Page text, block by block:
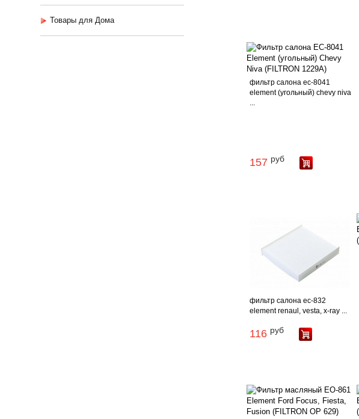
Товары для Дома
фильтр салона ес-8041
element (угольный) chevy niva
...
157 руб
фильтр салона ес-832
element renaul, vesta, x-ray ...
116 руб